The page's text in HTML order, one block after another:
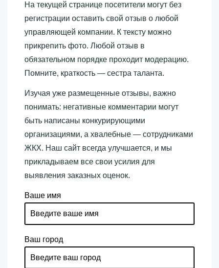
На текущей странице посетители могут без
регистрации оставить свой отзыв о любой
управляющей компании. К тексту можно
прикрепить фото. Любой отзыв в
обязательном порядке проходит модерацию.
Помните, краткость — сестра таланта.
Изучая уже размещенные отзывы, важно
понимать: негативные комментарии могут
быть написаны конкурирующими
организациями, а хвалебные — сотрудниками
ЖКХ. Наш сайт всегда улучшается, и мы
прикладываем все свои усилия для
выявления заказных оценок.
Ваше имя
Ваш город